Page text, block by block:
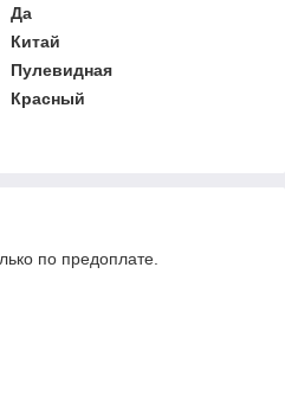
Да
Китай
Пулевидная
Красный
по предоплате.